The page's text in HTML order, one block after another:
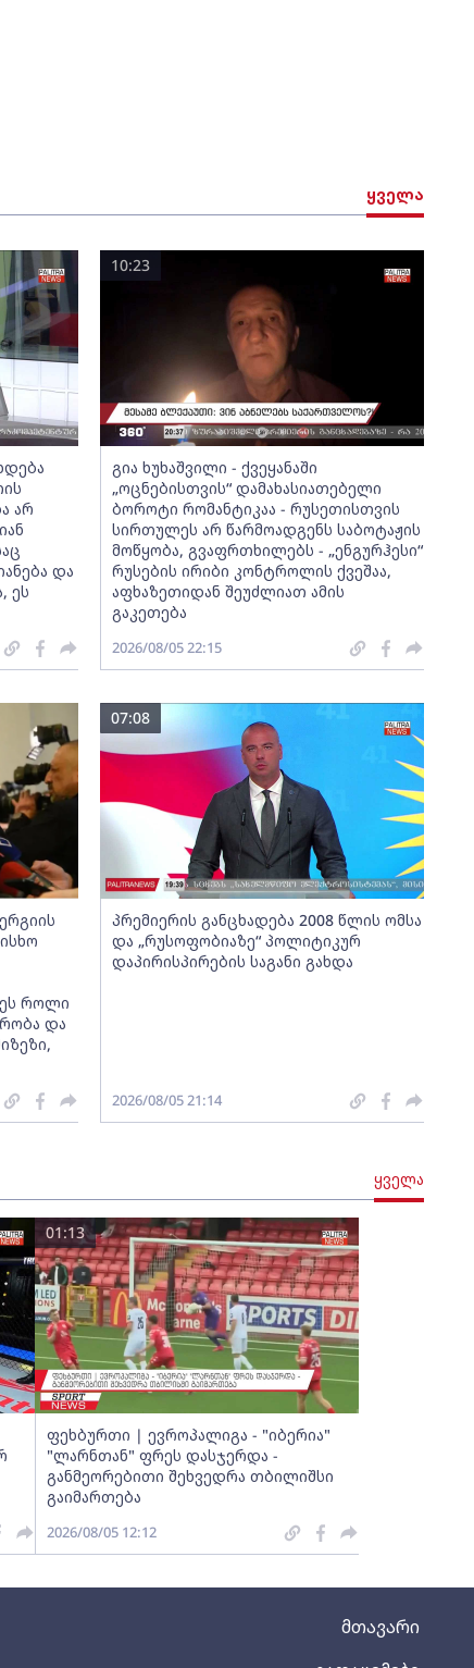
მთავარი
ყველა
არ
და
ეს
გია ხუხაშვილი - ქვეყანაში
„ოცნებისთვის“ დამახასიათებელი
ბოროტი რომანტიკაა - რუსეთისთვის
სირთულეს არ წარმოადგენს საბოტაჟის
მოწყობა, გვაფრთხილებს - „ენგურჰესი“
რუსების ირიბი კონტროლის ქვეშაა,
აფხაზეთიდან შეუძლიათ ამის
გაკეთება
10:23
2026/08/05 22:15
როლი
და
პრემიერის განცხადება 2008 წლის ომსა
და „რუსოფობიაზე“ პოლიტიკურ
დაპირისპირების საგანი გახდა
07:08
2026/08/05 21:14
ყველა
ფეხბურთი | ევროპალიგა - "იბერია"
"ლარნთან" ფრეს დასჯერდა -
განმეორებითი შეხვედრა თბილიშსი
გაიმართება
01:13
2026/08/05 12:12